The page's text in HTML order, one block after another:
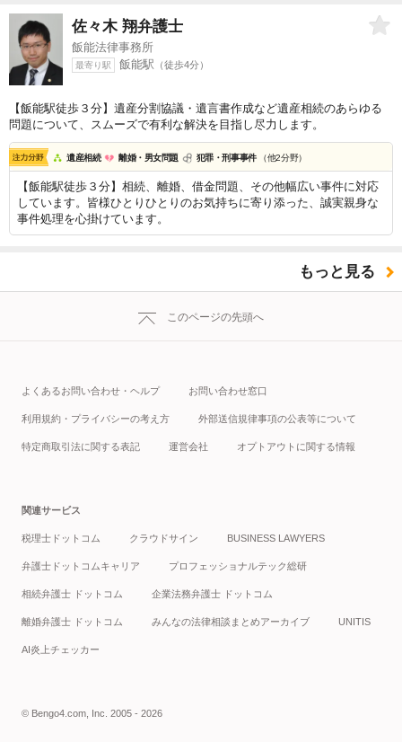
佐々木 翔弁護士
飯能法律事務所
最寄り駅 飯能駅 （徒歩4分）
【飯能駅徒歩３分】遺産分割協議・遺言書作成など遺産相続のあらゆる
問題について、スムーズで有利な解決を目指し尽力します。
遺産相続 離婚・男女問題 犯罪・刑事事件 （他2分野）
【飯能駅徒歩３分】相続、離婚、借金問題、その他幅広い事件に対応
しています。皆様ひとりひとりのお気持ちに寄り添った、誠実親身な
事件処理を心掛けています。
もっと見る
このページの先頭へ
よくあるお問い合わせ・ヘルプ お問い合わせ窓口
利用規約・プライバシーの考え方 外部送信規律事項の公表等について
特定商取引法に関する表記 運営会社 オプトアウトに関する情報
関連サービス
税理士ドットコム クラウドサイン BUSINESS LAWYERS
弁護士ドットコムキャリア プロフェッショナルテック総研
相続弁護士 ドットコム 企業法務弁護士 ドットコム
離婚弁護士 ドットコム みんなの法律相談まとめアーカイブ UNITIS
AI炎上チェッカー
© Bengo4.com, Inc. 2005 - 2026